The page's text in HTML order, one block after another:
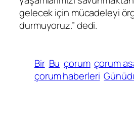
gelecek için mücadeleyi
durmuyoruz.” dedi.
Bir Bu çorum çorum
çorum haberleri